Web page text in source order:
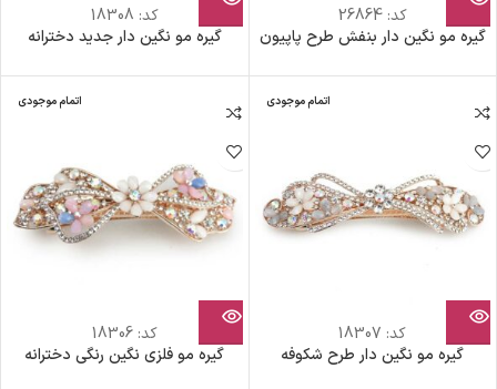
کد:26864
گیره مو نگین دار بنفش طرح پاپیون
کد: 18308
گیره مو نگین دار جدید دخترانه
اتمام موجودی
کد: 18307
گیره مو نگین دار طرح شکوفه
اتمام موجودی
کد:18306
گیره مو فلزی نگین رنگی دخترانه